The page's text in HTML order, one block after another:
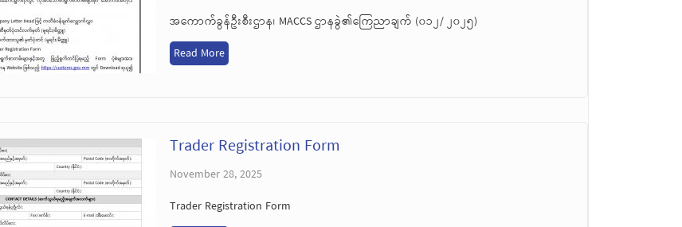
အကောက်ခွန်ဦးစီးဌာန၊ MACCS ဌာနခွဲ၏ကြေညာချက် (၀၁၂/ ၂၀၂၅)
Read More
Trader Registration Form
November 28, 2025
Trader Registration Form